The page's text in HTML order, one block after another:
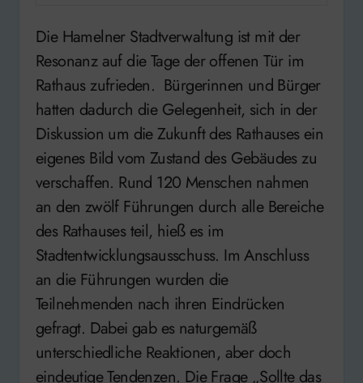
Die Hamelner Stadtverwaltung ist mit der
Resonanz auf die Tage der offenen Tür im
Rathaus zufrieden. Bürgerinnen und Bürger
hatten dadurch die Gelegenheit, sich in der
Diskussion um die Zukunft des Rathauses ein
eigenes Bild vom Zustand des Gebäudes zu
verschaffen. Rund 120 Menschen nahmen
an den zwölf Führungen durch alle Bereiche
des Rathauses teil, hieß es im
Stadtentwicklungsausschuss. Im Anschluss
an die Führungen wurden die
Teilnehmenden nach ihren Eindrücken
gefragt. Dabei gab es naturgemäß
unterschiedliche Reaktionen, aber doch
eindeutige Tendenzen. Die Frage „Sollte das